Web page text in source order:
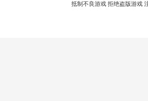
抵制不良游戏 拒绝盗版游戏